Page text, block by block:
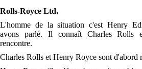
Rolls-Royce Ltd.
L'homme de la situation c'est Henry
avons parlé. Il connaît Charles Rolls
rencontre.
Charles Rolls et Henry Royce sont d'abord